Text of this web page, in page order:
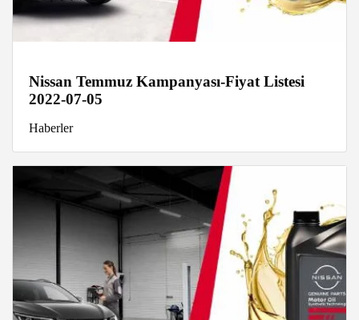
Nissan Temmuz Kampanyası-Fiyat Listesi
2022-07-05
Haberler